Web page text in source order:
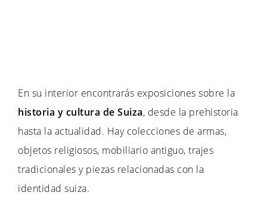
En su interior encontrarás exposiciones sobre la
historia y cultura de Suiza, desde la prehistoria
hasta la actualidad. Hay colecciones de armas,
objetos religiosos, mobiliario antiguo, trajes
tradicionales y piezas relacionadas con la
identidad suiza.